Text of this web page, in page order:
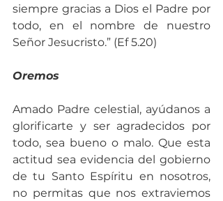
siempre gracias a Dios el Padre por
todo, en el nombre de nuestro
Señor Jesucristo.” (Ef 5.20)
Oremos
Amado Padre celestial, ayúdanos a
glorificarte y ser agradecidos por
todo, sea bueno o malo. Que esta
actitud sea evidencia del gobierno
de tu Santo Espíritu en nosotros,
no permitas que nos extraviemos